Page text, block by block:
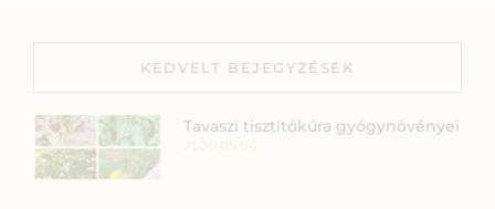
KEDVELT BEJEGYZÉSEK
Tavaszi tisztítókúra gyógynövényei